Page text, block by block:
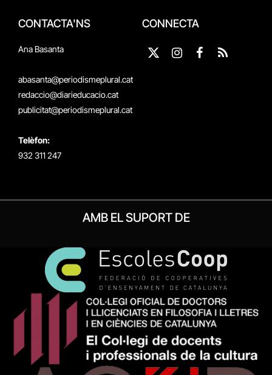
CONTACTA'NS
Ana Basanta
abasanta@periodismeplural.cat
redaccio@diarieducacio.cat
publicitat@periodismeplural.cat
Telèfon:
932 311 247
CONNECTA
X
Instagram
Facebook
RSS
AMB EL SUPORT DE